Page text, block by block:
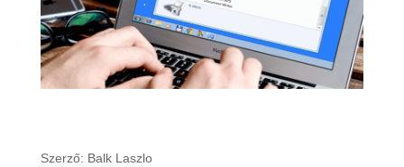
Szerző: Balk Laszlo